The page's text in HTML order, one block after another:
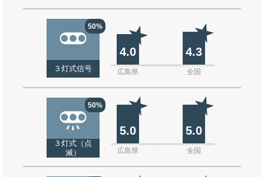
50%
３灯式信号
4.0 4.3
広島県 全国
50%
３灯式（点
滅）
5.0 5.0
広島県 全国